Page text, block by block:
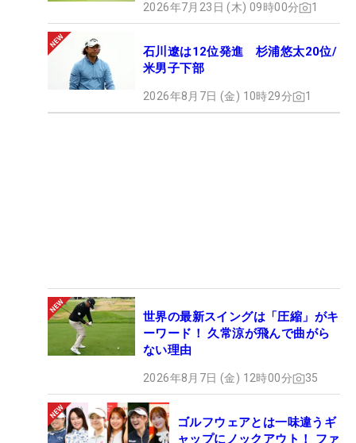
2026年7月23日 (木) 09時00分 1
石川遼は12位発進 杉浦悠太20位/
米男子下部
2026年8月7日 (金) 10時29分 1
世界の最新スイングは「圧縮」がキ
ーワード！ 久常涼が飛んで曲がら
ない理由
2026年8月7日 (金) 12時00分 35
ゴルフウェアとは一味違うギ
ャップにノックアウト！ ファ